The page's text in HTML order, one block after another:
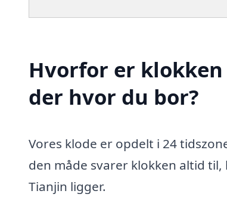
Hvorfor er
der hvor du bor?
Vores klode er opdelt i 24
den måde svarer klokken altid
Tianjin ligger.